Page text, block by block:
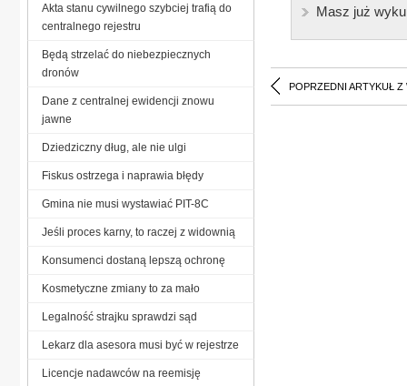
Masz już
POPRZEDNI ARTYKUŁ Z
Akta stanu cywilnego szybciej trafią do
centralnego rejestru
Będą strzelać do niebezpiecznych
dronów
Dane z centralnej ewidencji znowu
jawne
Dziedziczny dług, ale nie ulgi
Fiskus ostrzega i naprawia błędy
Gmina nie musi wystawiać PIT-8C
Jeśli proces karny, to raczej z widownią
Konsumenci dostaną lepszą ochronę
Kosmetyczne zmiany to za mało
Legalność strajku sprawdzi sąd
Lekarz dla asesora musi być w rejestrze
Licencje nadawców na reemisję